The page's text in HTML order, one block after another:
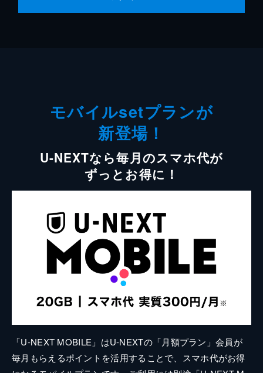
モバイルsetプランが
新登場！
U-NEXTなら毎月のスマホ代が
ずっとお得に！
「U-NEXT MOBILE」はU-NEXTの「月額プラン」会員が
毎月もらえるポイントを活用することで、スマホ代がお得